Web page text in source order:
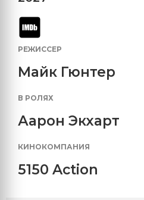
РЕЖИССЕР
Майк Гюнтер
В РОЛЯХ
Аарон Экхарт
КИНОКОМПАНИЯ
5150 Action